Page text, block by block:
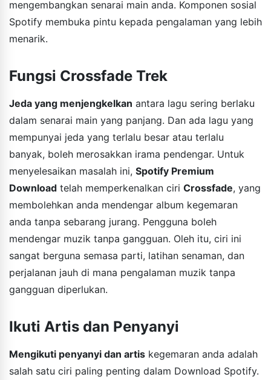
mengembangkan senarai main anda. Komponen sosial
Spotify membuka pintu kepada pengalaman yang lebih
menarik.
Fungsi Crossfade Trek
Jeda yang menjengkelkan antara lagu sering berlaku
dalam senarai main yang panjang. Dan ada lagu yang
mempunyai jeda yang terlalu besar atau terlalu
banyak, boleh merosakkan irama pendengar. Untuk
menyelesaikan masalah ini, Spotify Premium
Download telah memperkenalkan ciri Crossfade, yang
membolehkan anda mendengar album kegemaran
anda tanpa sebarang jurang. Pengguna boleh
mendengar muzik tanpa gangguan. Oleh itu, ciri ini
sangat berguna semasa parti, latihan senaman, dan
perjalanan jauh di mana pengalaman muzik tanpa
gangguan diperlukan.
Ikuti Artis dan Penyanyi
Mengikuti penyanyi dan artis kegemaran anda adalah
salah satu ciri paling penting dalam Download Spotify.